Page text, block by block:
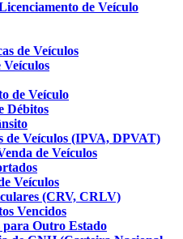
de Veículo
de Veículos
Veículos
de Veículo
Débitos
de Veículos (IPVA, DPVAT)
de Veículos
Veículos
(CRV, CRLV)
Vencidos
para Outro Estado